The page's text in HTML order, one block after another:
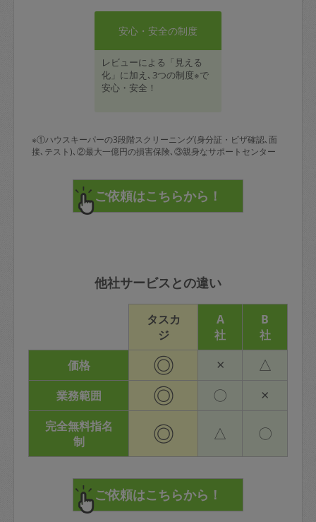
安心・安全の制度
レビューによる「見える
化」に加え､3つの制度※で
安心・安全！
※①ハウスキーパーの3段階スクリーニング(身分証・ビザ確認､面
接､テスト)､②最大一億円の損害保険､③親身なサポートセンター
他社サービスとの違い
タスカ
ジ
A
社
B
社
価格
◎ × △
業務範囲 ◎ 〇 ×
完全無料指名
制
◎ △ 〇